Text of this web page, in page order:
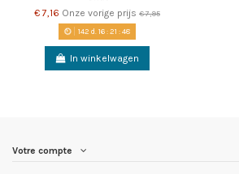
€ 7,16 Onze vorige prijs € 7,95
142 d. 16:21 :48
In winkelwagen
Votre compte